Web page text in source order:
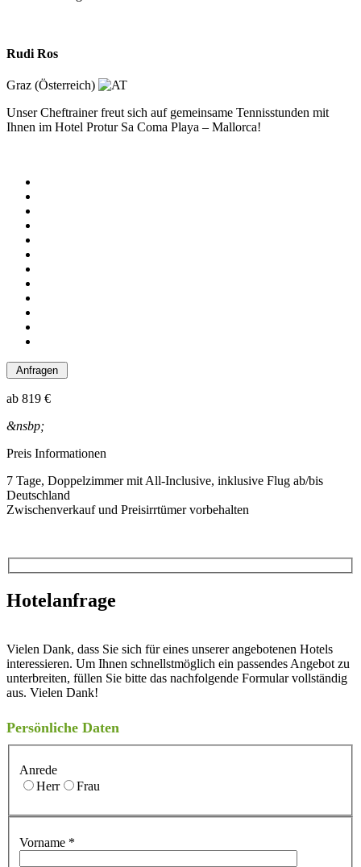
Rudi Ros
Graz (Österreich)
Unser Cheftrainer freut sich auf gemeinsame Tennisstunden mit
Ihnen im Hotel Protur Sa Coma Playa – Mallorca!
ab 819 €
&nsbp;
Preis Informationen
7 Tage, Doppelzimmer mit All-Inclusive, inklusive Flug ab/bis
Deutschland
Zwischenverkauf und Preisirrtümer vorbehalten
Hotelanfrage
Vielen Dank, dass Sie sich für eines unserer angebotenen Hotels
interessieren. Um Ihnen schnellstmöglich ein passendes Angebot zu
unterbreiten, füllen Sie bitte das nachfolgende Formular vollständig
aus. Vielen Dank!
Persönliche Daten
Anrede
Herr
Frau
Vorname *